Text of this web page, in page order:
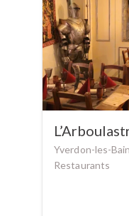
Yverdon-les-
Restaurants